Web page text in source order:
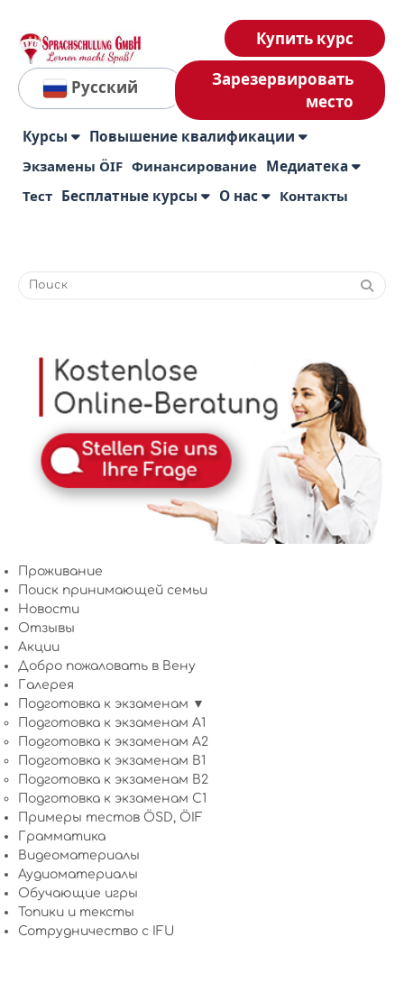
Русский
Купить курс
Зарезервировать
место
Курсы Повышение квалификации
Экзамены ÖIF Финансирование Медиатека
Тест Бесплатные курсы О нас Контакты
Проживание
Поиск принимающей семьи
Новости
Отзывы
Акции
Добро пожаловать в Вену
Галерея
Подготовка к экзаменам ▼
Подготовка к экзаменам A1
Подготовка к экзаменам A2
Подготовка к экзаменам B1
Подготовка к экзаменам B2
Подготовка к экзаменам C1
Примеры тестов ÖSD, ÖIF
Грамматика
Видеоматериалы
Аудиоматериалы
Обучающие игры
Топики и тексты
Сотрудничество c IFU